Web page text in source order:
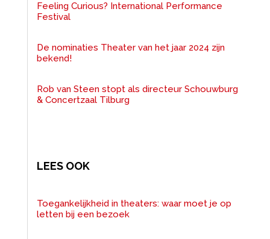
Feeling Curious? International Performance
Festival
De nominaties Theater van het jaar 2024 zijn
bekend!
Rob van Steen stopt als directeur Schouwburg
& Concertzaal Tilburg
LEES OOK
Toegankelijkheid in theaters: waar moet je op
letten bij een bezoek